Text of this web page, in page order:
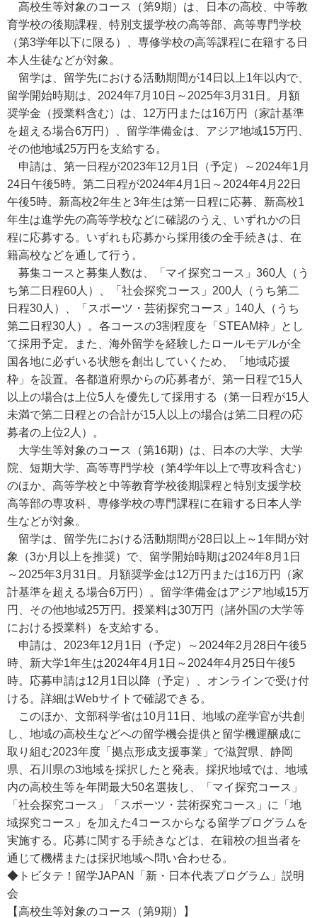
高校生等対象のコース（第9期）は、日本の高校、中等教
育学校の後期課程、特別支援学校の高等部、高等専門学校
（第3学年以下に限る）、専修学校の高等課程に在籍する日
本人生徒などが対象。
留学は、留学先における活動期間が14日以上1年以内で、
留学開始時期は、2024年7月10日～2025年3月31日。月額
奨学金（授業料含む）は、12万円または16万円（家計基準
を超える場合6万円）、留学準備金は、アジア地域15万円、
その他地域25万円を支給する。
申請は、第一日程が2023年12月1日（予定）～2024年1月
24日午後5時。第二日程が2024年4月1日～2024年4月22日
午後5時。新高校2年生と3年生は第一日程に応募、新高校1
年生は進学先の高等学校などに確認のうえ、いずれかの日
程に応募する。いずれも応募から採用後の全手続きは、在
籍高校などを通して行う。
募集コースと募集人数は、「マイ探究コース」360人（う
ち第二日程60人）、「社会探究コース」200人（うち第二
日程30人）、「スポーツ・芸術探究コース」140人（うち
第二日程30人）。各コースの3割程度を「STEAM枠」とし
て採用予定。また、海外留学を経験したロールモデルが全
国各地に必ずいる状態を創出していくため、「地域応援
枠」を設置。各都道府県からの応募者が、第一日程で15人
以上の場合は上位5人を優先して採用する（第一日程が15人
未満で第二日程との合計が15人以上の場合は第二日程の応
募者の上位2人）。
大学生等対象のコース（第16期）は、日本の大学、大学
院、短期大学、高等専門学校（第4学年以上で専攻科含む）
のほか、高等学校と中等教育学校後期課程と特別支援学校
高等部の専攻科、専修学校の専門課程に在籍する日本人学
生などが対象。
留学は、留学先における活動期間が28日以上～1年間が対
象（3か月以上を推奨）で、留学開始時期は2024年8月1日
～2025年3月31日。月額奨学金は12万円または16万円（家
計基準を超える場合6万円）。留学準備金はアジア地域15万
円、その他地域25万円。授業料は30万円（諸外国の大学等
における授業料）を支給する。
申請は、2023年12月1日（予定）～2024年2月28日午後5
時、新大学1年生は2024年4月1日～2024年4月25日午後5
時。応募申請は12月1日以降（予定）、オンラインで受け付
ける。詳細はWebサイトで確認できる。
このほか、文部科学省は10月11日、地域の産学官が共創
し、地域の高校生などへの留学機会提供と留学機運醸成に
取り組む2023年度「拠点形成支援事業」で滋賀県、静岡
県、石川県の3地域を採択したと発表。採択地域では、地域
内の高校生等を年間最大50名選抜し、「マイ探究コース」
「社会探究コース」「スポーツ・芸術探究コース」に「地
域探究コース」を加えた4コースからなる留学プログラムを
実施する。応募に関する手続きなどは、在籍校の担当者を
通じて機構または採択地域へ問い合わせる。
◆トビタテ！留学JAPAN「新・日本代表プログラム」説明
会
【高校生等対象のコース（第9期）】